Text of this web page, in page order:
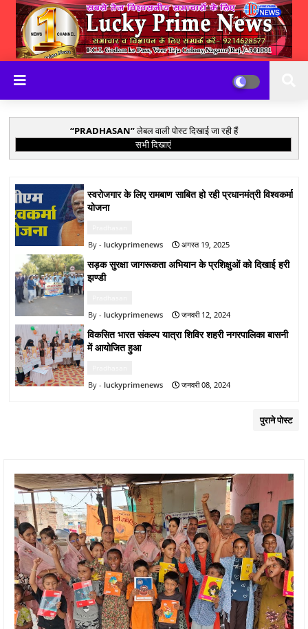
PRADHASAN लेबल वाली पोस्ट दिखाई जा रही हैं
सभी दिखाएं
स्वरोजगार के लिए रामबाण साबित हो रही प्रधानमंत्री विश्वकर्मा
योजना
luckyprimenews अगस्त 19, 2025
सड़क सुरक्षा जागरूकता अभियान के प्रशिक्षुओं को दिखाई हरी
झण्डी
luckyprimenews जनवरी 12, 2024
विकसित भारत संकल्प यात्रा शिविर शहरी नगरपालिका बासनी
में आयोजित हुआ
luckyprimenews जनवरी 08, 2024
पुराने पोस्ट